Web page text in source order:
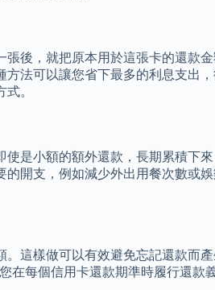
後，就把原本用於這張卡的還款
法可以讓您省下最多的利息支出
。
是小額的額外還款，長期累積下
開支，例如減少外出用餐次數或
這樣做可以有效避免忘記還款而
在每個信用卡還款期準時履行還款